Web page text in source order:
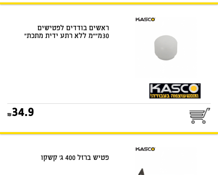
ראשים בודדים לפטישים
30מ""מ ללא רתע ידית מתכת"
34.9
פטיש ברזל 400 ג' קשקו